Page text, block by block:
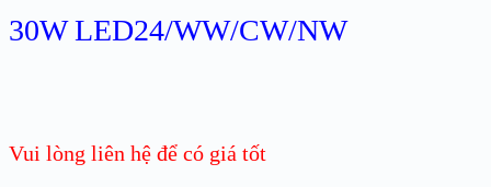
30W LED24/WW/CW/NW
Vui lòng liên hệ để có giá tốt